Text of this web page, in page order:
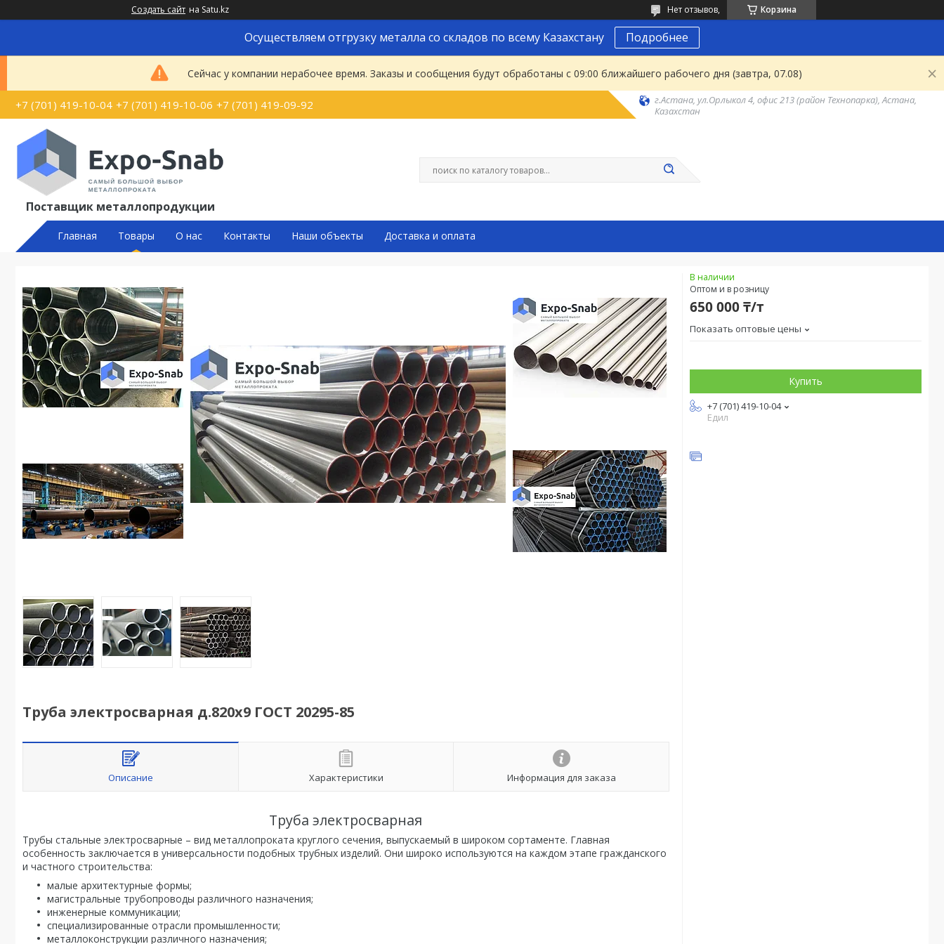
Создать сайт на Satu.kz Корзина
Нет отзывов,
Осуществляем отгрузку металла со складов по всему Казахстану Подробнее
Сейчас у компании нерабочее время. Заказы и сообщения будут обработаны с 09:00 ближайшего рабочего дня (завтра, 07.08)
+7 (701) 419-10-04 +7 (701) 419-10-06 +7 (701) 419-09-92
г.Астана, ул.Орлыкол 4, офис 213 (район Технопарка), Астана,
Казахстан
Поставщик металлопродукции
Главная Товары О нас Контакты Наши объекты Доставка и оплата
Труба электросварная д.820х9 ГОСТ 20295-85
Описание Характеристики Информация для заказа
Труба электросварная
Трубы стальные электросварные – вид металлопроката круглого сечения, выпускаемый в широком сортаменте. Главная
особенность заключается в универсальности подобных трубных изделий. Они широко используются на каждом этапе гражданского
и частного строительства:
малые архитектурные формы;
магистральные трубопроводы различного назначения;
инженерные коммуникации;
специализированные отрасли промышленности;
металлоконструкции различного назначения;
В наличии
Оптом и в розницу
650 000 ₸/т
Показать оптовые цены
Купить
+7 (701) 419-10-04
Едил